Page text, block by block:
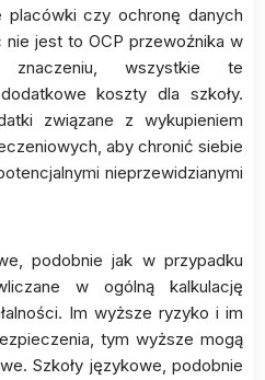
placówki czy ochronę danych
jest to OCP przewoźnika w
wszystkie te
koszty dla szkoły.
związane z wykupieniem
aby chronić siebie
nieprzewidzianymi
podobnie jak w przypadku
w ogólną kalkulację
Im wyższe ryzyko i im
tym wyższe mogą
Szkoły językowe, podobnie